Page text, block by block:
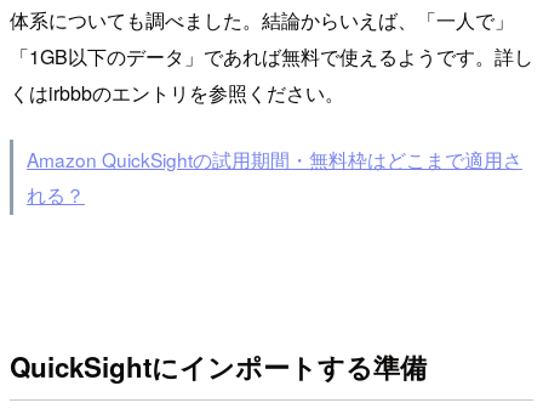
体系についても調べました。結論からいえば、「一人で」
「1GB以下のデータ」であれば無料で使えるようです。詳し
くはirbbbのエントリを参照ください。
Amazon QuickSightの試用期間・無料枠はどこまで適用さ
れる？
QuickSightにインポートする準備